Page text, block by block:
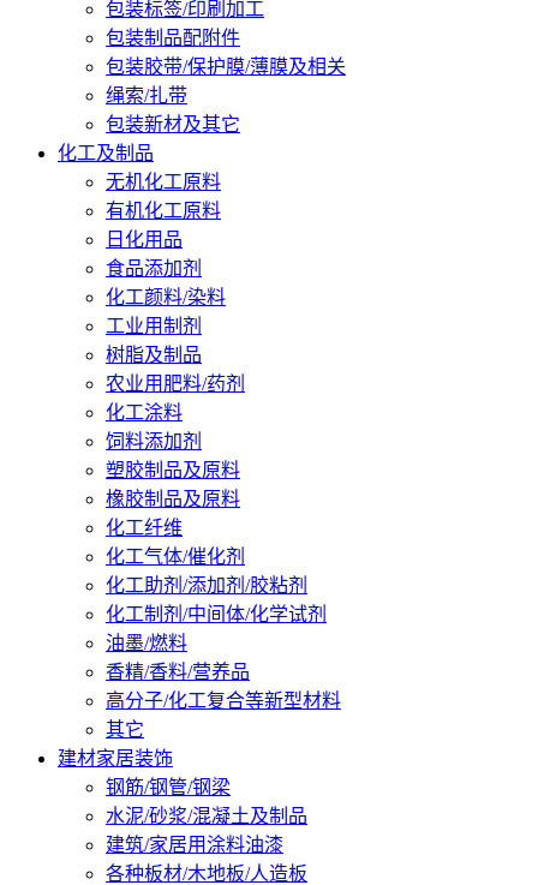
包装标签/印刷加工
包装制品配附件
包装胶带/保护膜/薄膜及相关
绳索/扎带
包装新材及其它
化工及制品
无机化工原料
有机化工原料
日化用品
食品添加剂
化工颜料/染料
工业用制剂
树脂及制品
农业用肥料/药剂
化工涂料
饲料添加剂
塑胶制品及原料
橡胶制品及原料
化工纤维
化工气体/催化剂
化工助剂/添加剂/胶粘剂
化工制剂/中间体/化学试剂
油墨/燃料
香精/香料/营养品
高分子/化工复合等新型材料
其它
建材家居装饰
钢筋/钢管/钢梁
水泥/砂浆/混凝土及制品
建筑/家居用涂料油漆
各种板材/木地板/人造板